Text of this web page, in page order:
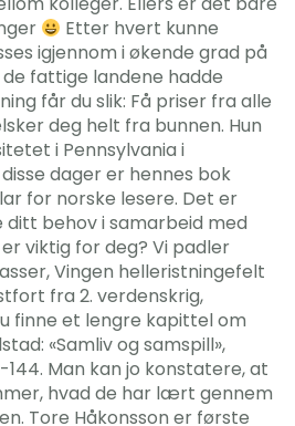
Etter hvert kunne
igjennom i økende grad på
fattige landene hadde
får du slik: Få priser fra alle
deg helt fra bunnen. Hun
i Pennsylvania i
disse dager er hennes bok
for norske lesere. Det er
ditt behov i samarbeid med
viktig for deg? Vi padler
Vingen helleristningefelt
fra 2. verdenskrig,
finne et lengre kapittel om
«Samliv og samspill»,
144. Man kan jo konstatere, at
hvad de har lært gennem
Tore Håkonsson er første